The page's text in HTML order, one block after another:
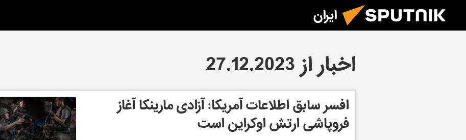
ایران
اخبار از 27.12.2023
افسر سابق اطلاعات آمریکا: آزادی مارینکا آغاز
فروپاشی ارتش اوکراین است